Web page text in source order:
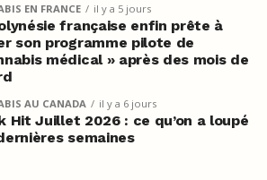
EN FRANCE il y a 5 jours
française enfin prête à
son programme pilote de
médical » après des mois de
AU CANADA il y a 6 jours
Hit Juillet 2026 : ce qu’on a loupé
semaines